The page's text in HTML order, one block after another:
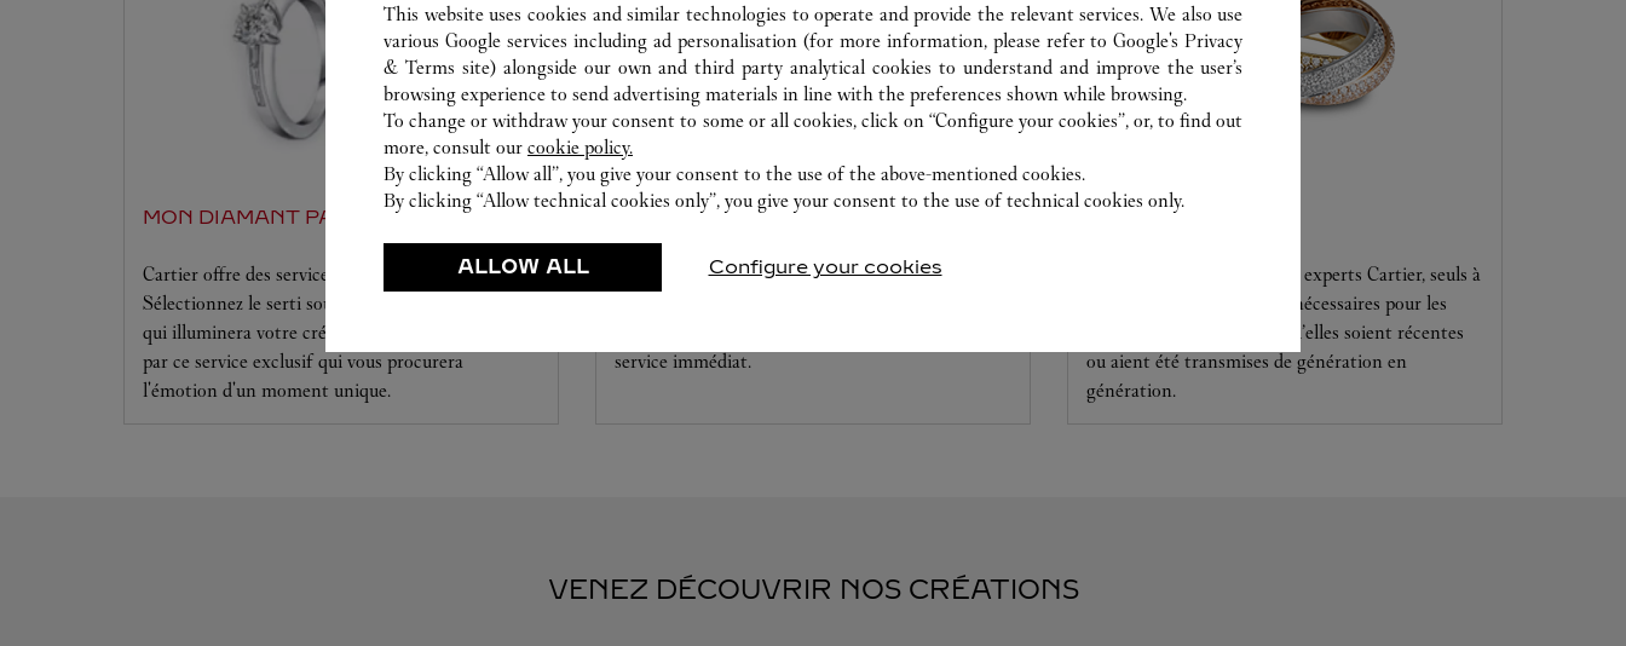
MON DIAMANT PAR CARTIER
Cartier offre des services à la mesure de vos rêves.
Sélectionnez le serti souhaité ainsi que le diamant
qui illuminera votre création. Laissez-vous séduire
par ce service exclusif qui vous procurera
l'émotion d'un moment unique.
ATELIER HORLOGER
Nos experts Cartier sont à votre disposition dans
service immédiat.
SERVICE CLIENT
Confiez vos créations à nos experts Cartier, seuls à
disposer des compétences nécessaires pour les
entretenir et les réparer, qu’elles soient récentes
ou aient été transmises de génération en
génération.
VENEZ DÉCOUVRIR NOS CRÉATIONS
This website uses cookies and similar technologies to operate and provide the relevant services. We also use
various Google services including ad personalisation (for more information, please refer toGoogle's Privacy
& Terms site) alongside our own and third party analytical cookies to understand and improve the user’s
browsing experience to send advertising materials in line with the preferences shown while browsing.
To change or withdraw your consent to some or all cookies, click on “Configure your cookies”, or, to find out
more, consult our cookie policy.
By clicking “Allow all”, you give your consent to the use of the above-mentioned cookies.
By clicking “Allow technical cookies only”, you give your consent to the use of technical cookies only.
ALLOW ALL Configure your cookies